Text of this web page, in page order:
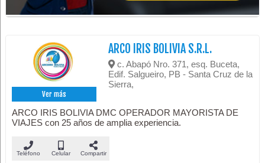
Ver más
ARCO IRIS BOLIVIA S.R.L.
c. Abapó Nro. 371, esq. Buceta,
Edif. Salgueiro, PB - Santa Cruz de la
Sierra,
ARCO IRIS BOLIVIA DMC OPERADOR MAYORISTA DE
VIAJES con 25 años de amplia experiencia.
Teléfono Celular Compartir